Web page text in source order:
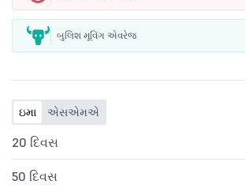
બુલિશ મૂવિંગ એવરેજ
ઇમા એસએમએ
20 દિવસ
50 દિવસ